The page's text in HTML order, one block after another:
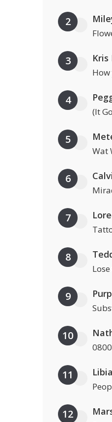
2
3
4
(It
5
Wat
6
7
8
9
10
11
12